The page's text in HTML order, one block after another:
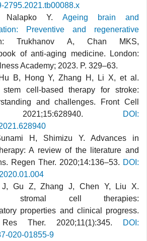
2795.2021.tb00088.x
Nalapko Y. Ageing brain and
Preventive and regenerative
Trukhanov A, Chan MKS,
of anti-aging medicine. London:
Academy; 2023. P. 329–63.
B, Hong Y, Zhang H, Li X, et al.
stem cell-based therapy for stroke:
and challenges. Front Cell
2021;15:628940.
DOI:
H, Shimizu Y. Advances in
A review of the literature and
Regen Ther. 2020;14:136–53. DOI:
Gu Z, Zhang J, Chen Y, Liu X.
stromal cell therapies:
properties and clinical progress.
Ther. 2020;11(1):345.
DOI:
020-01855-9